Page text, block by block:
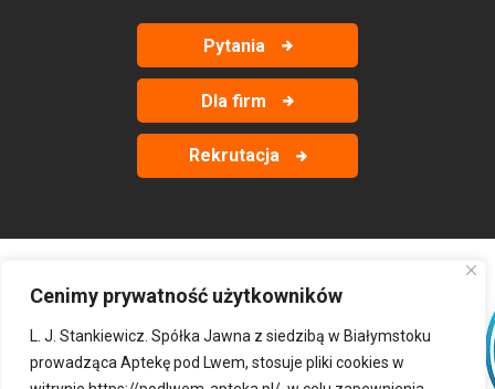
Cenimy prywatność użytkowników
L. J. Stankiewicz. Spółka Jawna z siedzibą w Białymstoku
prowadząca Aptekę pod Lwem, stosuje pliki cookies w
Pytania
Dla firm
Rekrutacja
‹